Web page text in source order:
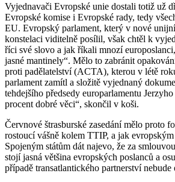
Vyjednavači Evropské unie dostali totiž už
Evropské komise i Evropské rady, tedy
EU. Evropský parlament, který v nové
konstelaci viditelně posílil, však chtěl k
říci své slovo a jak říkali mnozí
jasné mantinely“. Mělo to zabránit
proti padělatelství (ACTA), kterou v létě
parlament zamítl a složitě vyjednaný
tehdejšího předsedy europarlamentu
procent dobré věci“, skončil v koši.
Červnové štrasburské zasedání mělo proto
rostoucí vášně kolem TTIP, a jak
Spojeným státům dát najevo, že za
stojí jasná většina evropských poslanců a
případě transatlantického partnerství nebude